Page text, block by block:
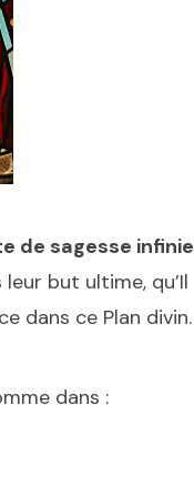
de sagesse infinie
but ultime, qu’Il
dans ce Plan divin.
dans :